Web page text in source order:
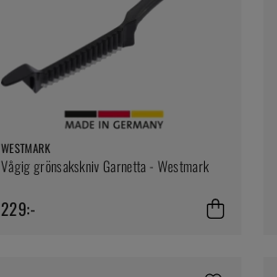
WESTMARK
Vågig grönsakskniv Garnetta - Westmark
229:-